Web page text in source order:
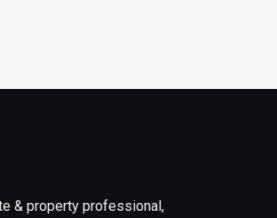
& property professional,